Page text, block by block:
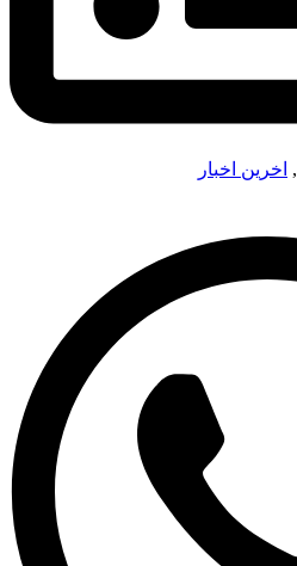
, اخرین اخبار